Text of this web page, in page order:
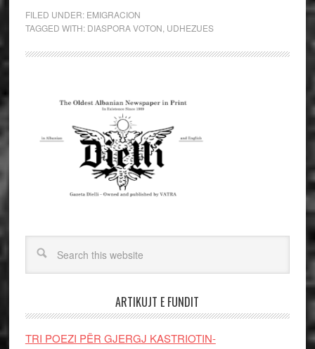
FILED UNDER: EMIGRACION
TAGGED WITH: DIASPORA VOTON UDHEZUES
ARTIKUJT E FUNDIT
TRI POEZI PËR GJERGJ KASTRIOTIN-